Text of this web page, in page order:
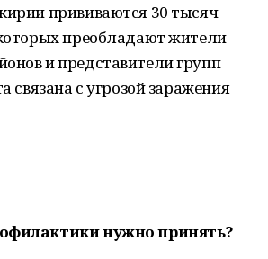
прививаются 30 тысяч
преобладают жители
и представители групп
связана с угрозой заражения
нужно принять?